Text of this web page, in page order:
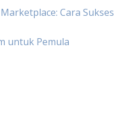
Cara Sukses
untuk Pemula